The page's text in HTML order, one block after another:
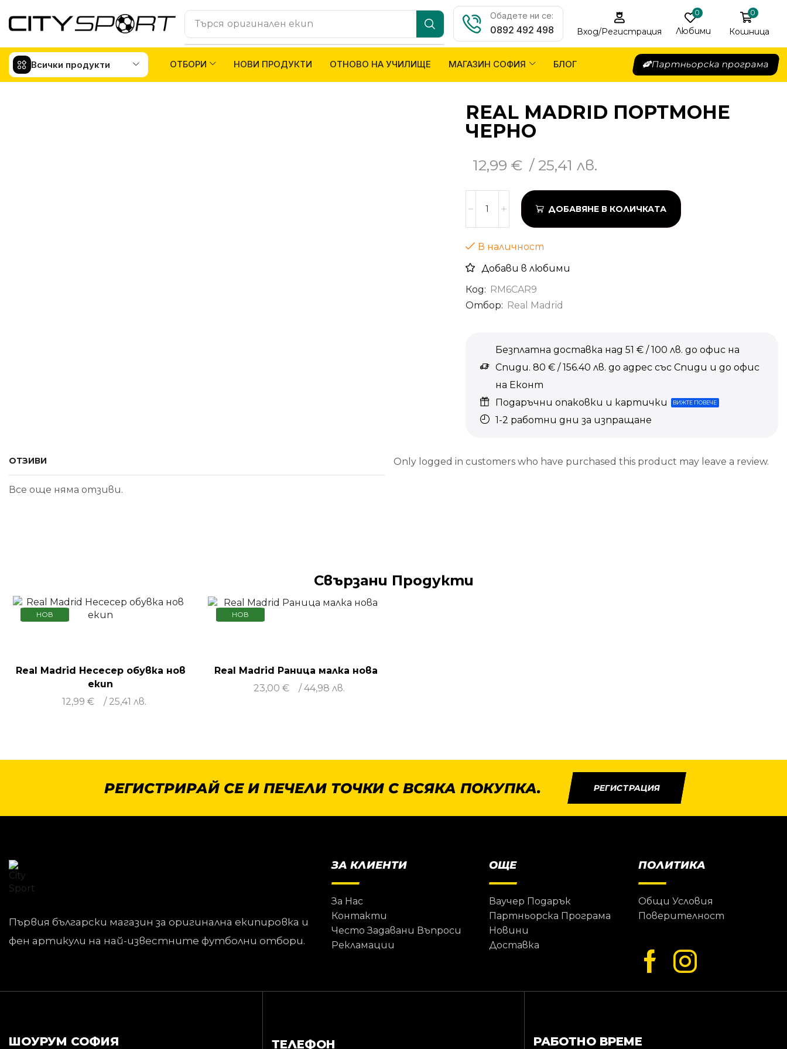
Търся оригинален екип
Обадете ни се:
0892 492 498 Вход/Регистрация
0
Любими
0
Кошница
Всички продукти ОТБОРИ НОВИ ПРОДУКТИ ОТНОВО НА УЧИЛИЩЕ МАГАЗИН СОФИЯ БЛОГ Партньорска програма
REAL MADRID ПОРТМОНЕ
ЧЕРНО
12,99 € / 25,41 лв.
ДОБАВЯНЕ В КОЛИЧКАТА
В наличност
Добави в любими
Код: RM6CAR9
Отбор: Real Madrid
Безплатна доставка над 51 € / 100 лв. до офис на
Спиди. 80 € / 156.40 лв. до адрес със Спиди и до офис
на Еконт
Подаръчни опаковки и картички
ВИЖТЕ ПОВЕЧЕ
1-2 работни дни за изпращане
ОТЗИВИ
Все още няма отзиви.
Only logged in customers who have purchased this product may leave a review.
Свързани Продукти
НОВ
Real Madrid Несесер обувка нов
екип
12,99 € / 25,41 лв.
НОВ
Real Madrid Раница малка нова
23,00€ / 44,98 лв.
РЕГИСТРИРАЙ СЕ И ПЕЧЕЛИ ТОЧКИ С ВСЯКА ПОКУПКА. РЕГИСТРАЦИЯ
Първия български магазин за оригинална екипировка и
фен артикули на най-известните футболни отбори.
ЗА КЛИЕНТИ
За Нас
Контакти
Често Задавани Въпроси
Рекламации
ОЩЕ
Ваучер Подарък
Партньорска Програма
Новини
Доставка
ПОЛИТИКА
Общи Условия
Поверителност
ШОУРУМ СОФИЯ ТЕЛЕФОН РАБОТНО ВРЕМЕ